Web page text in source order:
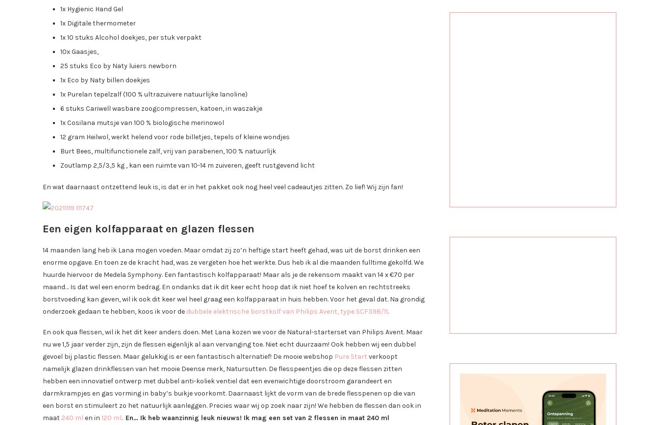
1x Hygienic Hand Gel
1x Digitale thermometer
1x 10 stuks Alcohol doekjes, per stuk verpakt
10x Gaasjes,
25 stuks Eco by Naty luiers newborn
1x Eco by Naty billen doekjes
1x Purelan tepelzalf (100 % ultrazuivere natuurlijke lanoline)
6 stuks Cariwell wasbare zoogcompressen, katoen, in waszakje
1x Cosilana mutsje van 100 % biologische merinowol
12 gram Heilwol, werkt helend voor rode billetjes, tepels of kleine wondjes
Burt Bees, multifunctionele zalf, vrij van parabenen, 100 % natuurlijk
Zoutlamp 2,5/3,5 kg , kan een ruimte van 10-14 m zuiveren, geeft rustgevend licht
En wat daarnaast ontzettend leuk is, is dat er in het pakket ook nog heel veel cadeautjes zitten. Zo lief! Wij zijn fan!
Een eigen kolfapparaat en glazen flessen
14 maanden lang heb ik Lana mogen voeden. Maar omdat zij zo’n heftige start heeft gehad, was uit de borst drinken een
enorme opgave. En toen ze de kracht had, was ze vergeten hoe het werkte. Dus heb ik al die maanden fulltime gekolfd. We
huurde hiervoor de Medela Symphony. Een fantastisch kolfapparaat! Maar als je de rekensom maakt van 14 x €70 per
maand… Is dat wel een enorm bedrag. En ondanks dat ik dit keer echt hoop dat ik niet hoef te kolven en rechtstreeks
borstvoeding kan geven, wil ik ook dit keer wel heel graag een kolfapparaat in huis hebben. Voor het geval dat. Na grondig
onderzoek gedaan te hebben, koos ik voor de dubbele elektrische borstkolf van Philips Avent, type SCF398/11.
En ook qua flessen, wil ik het dit keer anders doen. Met Lana kozen we voor de Natural-starterset van Philips Avent. Maar
nu we 1,5 jaar verder zijn, zijn de flessen eigenlijk al aan vervanging toe. Niet echt duurzaam! Ook hebben wij een dubbel
gevoel bij plastic flessen. Maar gelukkig is er een fantastisch alternatief! De mooie webshop Pure Start verkoopt
namelijk glazen drinkflessen van het mooie Deense merk, Natursutten. De flesspeentjes die op deze flessen zitten
hebben een innovatief ontwerp met dubbel anti-koliek ventiel dat een evenwichtige doorstroom garandeert en
darmkrampjes en gas vorming in baby’s buikje voorkomt. Daarnaast lijkt de vorm van de brede flesspenen op die van
een borst en stimuleert zo het natuurlijk aanleggen. Precies waar wij op zoek naar zijn! We hebben de flessen dan ook in
maat 240 ml en in 120 ml. En… Ik heb waanzinnig leuk nieuws! Ik mag een set van 2 flessen in maat 240 ml